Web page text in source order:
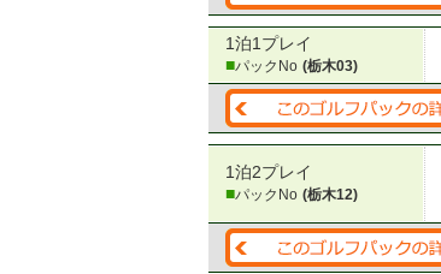
1泊1プレイ
■パックNo (栃木03)
1泊2プレイ
■パックNo (栃木12)